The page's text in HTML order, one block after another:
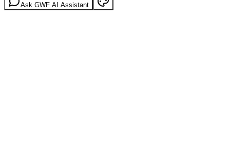
Ask GWF AI Assistant